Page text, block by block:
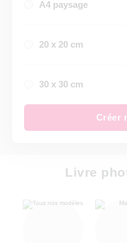
A4 paysage
20 x 20 cm
30 x 30 cm
Créer
Livre